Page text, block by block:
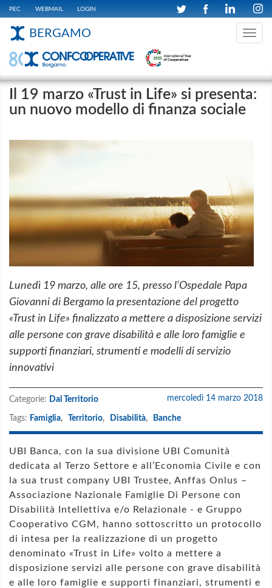
PEC WEBMAIL LOGIN
Toggle
BERGAMO
Il 19 marzo «Trust in Life» si presenta:
un nuovo modello di finanza sociale
Lunedì 19 marzo, alle ore 15, presso l’Ospedale Papa
Giovanni di Bergamo la presentazione del progetto
«Trust in Life» finalizzato a mettere a disposizione servizi
alle persone con grave disabilità e alle loro famiglie e
supporti finanziari, strumenti e modelli di servizio
innovativi
mercoledì 14 marzo 2018
Categorie: Dal Territorio
Tags: Famiglia, Territorio, Disabilità, Banche
UBI Banca, con la sua divisione UBI Comunità
dedicata al Terzo Settore e all’Economia Civile e con
la sua trust company UBI Trustee, Anffas Onlus –
Associazione Nazionale Famiglie Di Persone con
Disabilità Intellettiva e/o Relazionale - e Gruppo
Cooperativo CGM, hanno sottoscritto un protocollo
di intesa per la realizzazione di un progetto
denominato «Trust in Life» volto a mettere a
disposizione servizi alle persone con grave disabilità
e alle loro famiglie e supporti finanziari, strumenti e